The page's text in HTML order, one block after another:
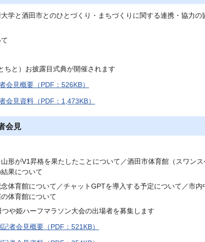
大学と酒田市とのひとづくり・まちづくりに関する連携・協力
ちと）お披露目式典が開催されます
会見概要（PDF：526KB）
会見資料（PDF：1,473KB）
会見
山形がV1昇格を果たしたことについて／酒田市体育館（スワン
果について
念体育館について／チャットGPTを導入する予定について／市
体育館について
つや姫ハーフマラソン大会の出場者を募集します
者会見概要（PDF：521KB）